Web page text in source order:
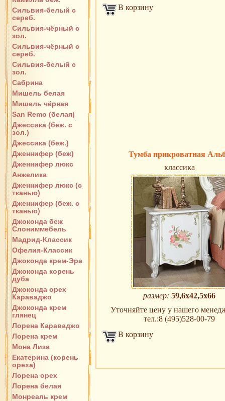
Сильвия-белый с
сереб.
Сильвия-чёрный с
зол.
Сильвия-чёрный с
сереб.
Сильвия-белый с
зол.
Сабрина
Мишель белая
Мишель чёрная
San Remo (белая)
Джессика (беж. с
зол.)
Джессика (беж.)
Дженнифер (беж)
Дженнифер люкс
Анжелика
Дженнифер люкс (с
тканью)
Дженнифер (беж. с
тканью)
Джоконда беж
Слониммебель
Мадрид-Классик
Офелия-Классик
Джоконда крем-Эра
Джоконда корень
дуба
Джоконда орех
Караваджо
Джоконда крем
глянец
Лорена Караваджо
Лорена крем
Мона Лиза
Екатерина (корень
ореха)
Лорена орех
Лорена белая
Монреаль крем
В корзину
Тумба прикроватная
классика
размер: 59,6х42,5х66
Уточняйте цену у нашего
тел.:8 (495)528-00-79
В корзину